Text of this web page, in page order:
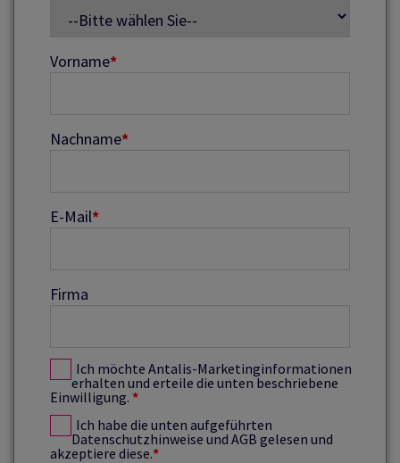
Vorname*
Nachname*
E-Mail*
Firma
Ich möchte Antalis-Marketinginformationen
erhalten und erteile die unten beschriebene
Einwilligung. *
Ich habe die unten aufgeführten
Datenschutzhinweise und AGB gelesen und
akzeptiere diese.*